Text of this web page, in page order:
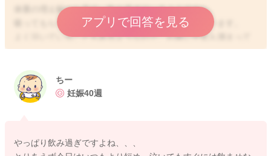
体重の増え幅から見て、飲み過ぎているようですね。
吸ってもらう時間を短めにされてみるのもいいと思います。
よく泣いていることもあるようなので、お腹に空気も溜まって
いて、より苦しさもあるかもしれません。
きをしてあげてもいいと思います。
思っているよりもガスが溜まっていることもあるかもしれませ
アプリで回答を見る
ちー
妊娠40週
やっぱり飲み過ぎですよね、、、